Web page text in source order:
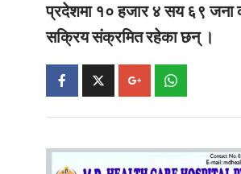
प्रदेशमा १० हजार ४ सय ६९ जना
सक्रिय संक्रमित रहेका छन् ।